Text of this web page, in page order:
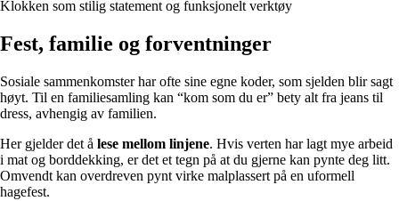
Klokken som stilig statement og funksjonelt verktøy
Fest, familie og forventninger
Sosiale sammenkomster har ofte sine egne koder, som sjelden blir sagt
høyt. Til en familiesamling kan “kom som du er” bety alt fra jeans til
dress, avhengig av familien.
Her gjelder det å lese mellom linjene. Hvis verten har lagt mye arbeid
i mat og borddekking, er det et tegn på at du gjerne kan pynte deg litt.
Omvendt kan overdreven pynt virke malplassert på en uformell
hagefest.